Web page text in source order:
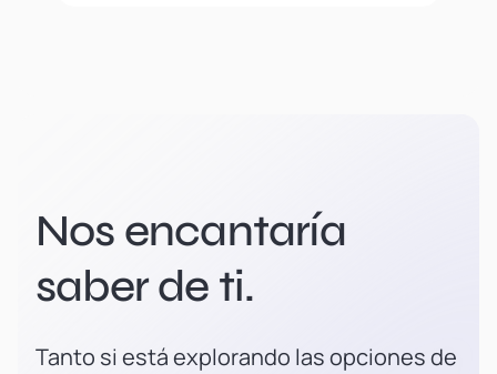
Nos encantaría
saber de ti.
Tanto si está explorando las opciones de